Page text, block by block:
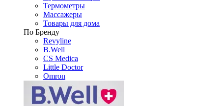
Термометры
Массажеры
Товары для дома
По Бренду
Revyline
B.Well
CS Medica
Little Doctor
Omron